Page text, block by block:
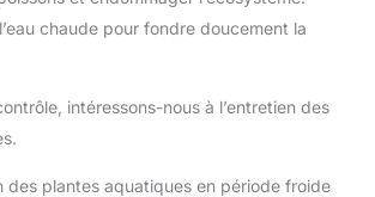
chaude pour fondre doucement la
intéressons-nous à l’entretien des
des plantes aquatiques en période froide